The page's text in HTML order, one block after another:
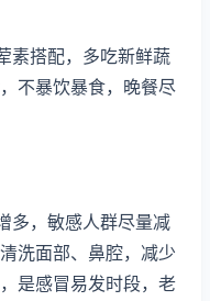
素搭配，多吃新鲜蔬
不暴饮暴食，晚餐尽
多，敏感人群尽量减
洗面部、鼻腔，减少
是感冒易发时段，老